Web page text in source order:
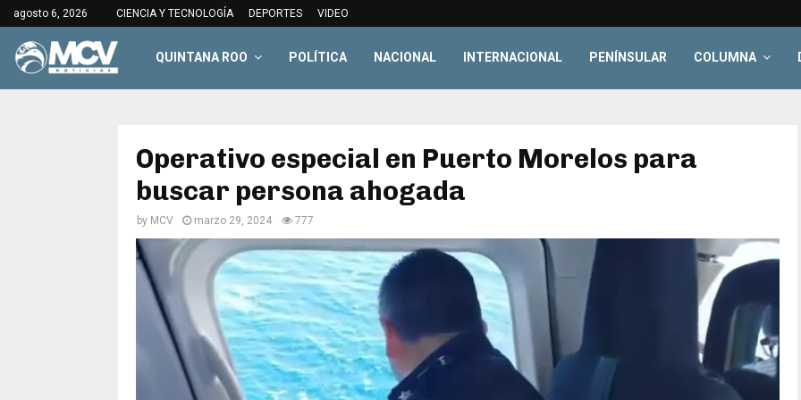
agosto 6, 2026 CIENCIA Y TECNOLOGÍA DEPORTES VIDEO
QUINTANA ROO POLÍTICA NACIONAL INTERNACIONAL PENÍNSULAR COLUMNA
Operativo especial en Puerto Morelos para
buscar persona ahogada
by MCV marzo 29, 2024 777